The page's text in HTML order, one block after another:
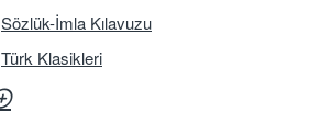
Sözlük-İmla Kılavuzu
Türk Klasikleri